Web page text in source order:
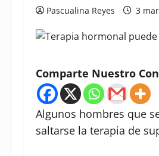
Pascualina Reyes 3
Comparte Nuestro
Algunos hombres que
saltarse la terapia de